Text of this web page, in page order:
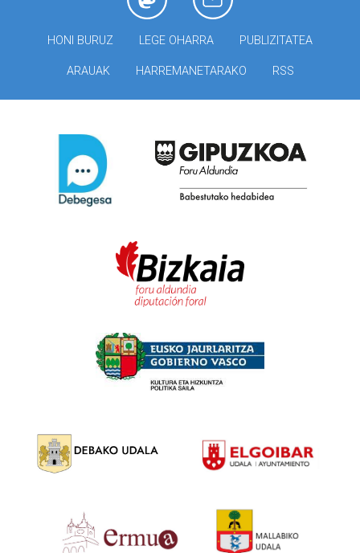
HONI BURUZ LEGE OHARRA PUBLIZITATEA
ARAUAK HARREMANETARAKO RSS